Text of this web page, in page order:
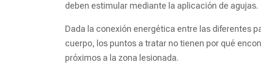
deben estimular mediante la aplicación de agujas.
Dada la conexión energética entre las diferentes
cuerpo, los puntos a tratar no tienen por qué
próximos a la zona lesionada.